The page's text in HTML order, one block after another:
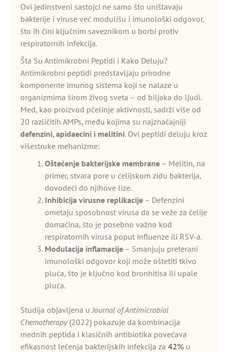
Ovi jedinstveni sastojci ne samo što uništavaju
bakterije i viruse već modulišu i imunološki odgovor,
što ih čini ključnim saveznikom u borbi protiv
respiratornih infekcija.
Šta Su Antimikrobni Peptidi i Kako Deluju?
Antimikrobni peptidi predstavljaju prirodne
komponente imunog sistema koji se nalaze u
organizmima širom živog sveta – od biljaka do ljudi.
Med, kao proizvod pčelinje aktivnosti, sadrži više od
20 različitih AMPs, među kojima su najznačajniji
defenzini, apidaecini i melitini. Ovi peptidi deluju kroz
višestruke mehanizme:
Oštećenje bakterijske membrane – Melitin, na
primer, stvara pore u ćelijskom zidu bakterija,
dovodeći do njihove lize.
Inhibicija virusne replikacije – Defenzini
ometaju sposobnost virusa da se veže za ćelije
domaćina, što je posebno važno kod
respiratornih virusa poput influenze ili RSV-a.
Modulacija inflamacije – Smanjuju preterani
imunološki odgovor koji može oštetiti tkivo
pluća, što je ključno kod bronhitisa ili upale
pluća.
Studija objavljena uJournal of Antimicrobial
Chemotherapy(2022) pokazuje da kombinacija
mednih peptida i klasičnih antibiotika povećava
efikasnost lečenja bakterijskih infekcija za 42% u